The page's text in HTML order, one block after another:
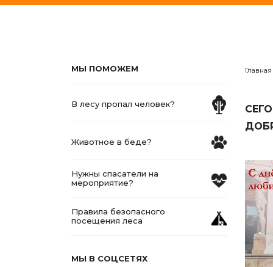
МЫ ПОМОЖЕМ
В лесу пропал человек?
Животное в беде?
Нужны спасатели на
мероприятие?
Правила безопасного
посещения леса
МЫ В СОЦСЕТЯХ
Главная